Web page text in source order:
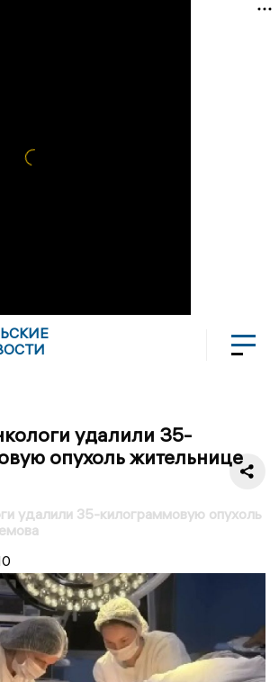
удалили 35-
опухоль жительнице
удалили 35-килограммовую опухоль